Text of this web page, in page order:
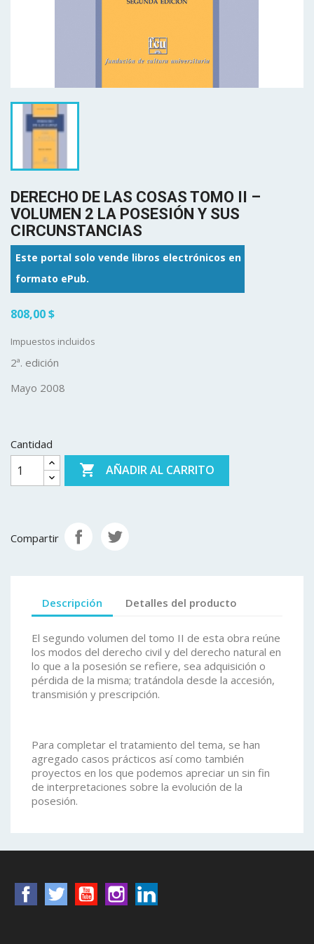
DERECHO DE LAS COSAS TOMO II –
VOLUMEN 2 LA POSESIÓN Y SUS
CIRCUNSTANCIAS
Este portal solo vende libros electrónicos en
formato ePub.
808,00 $
Impuestos incluidos
2ª. edición
Mayo 2008
Cantidad
 AÑADIR AL CARRITO
Compartir
Descripción Detalles del producto
El segundo volumen del tomo II de esta obra reúne
los modos del derecho civil y del derecho natural en
lo que a la posesión se refiere, sea adquisición o
pérdida de la misma; tratándola desde la accesión,
transmisión y prescripción.
Para completar el tratamiento del tema, se han
agregado casos prácticos así como también
proyectos en los que podemos apreciar un sin fin
de interpretaciones sobre la evolución de la
posesión.
FacebookTwitter YouTubeInstagram